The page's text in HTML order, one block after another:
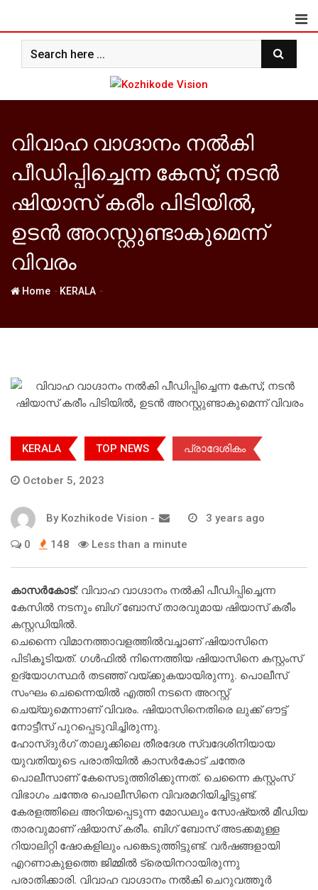
content
വിവാഹ വാഗ്ദാനം നല്‍കി
പീഡിപ്പിച്ചെന്ന കേസ്; നടന്‍
ഷിയാസ് കരീം പിടിയില്‍,
ഉടന്‍ അറസ്റ്റുണ്ടാകുമെന്ന്
വിവരം
Home - KERALA -
KERALA TOP NEWS പ്രാദേശികം
October 5, 2023
By Kozhikode Vision - 3 years ago
0 148 Less than a minute
കാസര്‍കോട്: വിവാഹ വാഗ്ദാനം നല്‍കി പീഡിപ്പിച്ചെന്ന
കേസില്‍ നടനും ബിഗ് ബോസ് താരവുമായ ഷിയാസ് കരീം
കസ്റ്റഡിയില്‍.
ചെന്നൈ വിമാനത്താവളത്തില്‍വച്ചാണ് ഷിയാസിനെ
പിടികൂടിയത്. ഗള്‍ഫില്‍ നിന്നെത്തിയ ഷിയാസിനെ കസ്റ്റംസ്
ഉദ്യോഗസ്ഥര്‍ തടഞ്ഞ് വയ്ക്കുകയായിരുന്നു. പൊലീസ്
സംഘം ചെന്നൈയില്‍ എത്തി നടനെ അറസ്റ്റ്
ചെയ്യുമെന്നാണ് വിവരം. ഷിയാസിനെതിരെ ലുക്ക് ഔട്ട്
നോട്ടീസ് പുറപ്പെടുവിച്ചിരുന്നു.
ഹോസ്ദുര്‍ഗ് താലൂക്കിലെ തീരദേശ സ്വദേശിനിയായ
യുവതിയുടെ പരാതിയില്‍ കാസര്‍കോട് ചന്തേര
പൊലീസാണ് കേസെടുത്തിരിക്കുന്നത്. ചെന്നൈ കസ്റ്റംസ്
വിഭാഗം ചന്തേര പൊലീസിനെ വിവരമറിയിച്ചിട്ടുണ്ട്.
കേരളത്തിലെ അറിയപ്പെടുന്ന മോഡലും സോഷ്യല്‍ മീഡിയ
താരവുമാണ് ഷിയാസ് കരീം. ബിഗ് ബോസ് അടക്കമുള്ള
റിയാലിറ്റി ഷോകളിലും പങ്കെടുത്തിട്ടുണ്ട്. വര്‍ഷങ്ങളായി
എറണാകുളത്തെ ജിമ്മില്‍ ട്രെയിനറായിരുന്നു
പരാതിക്കാരി. വിവാഹ വാഗ്ദാനം നല്‍കി ചെറുവത്തൂര്‍